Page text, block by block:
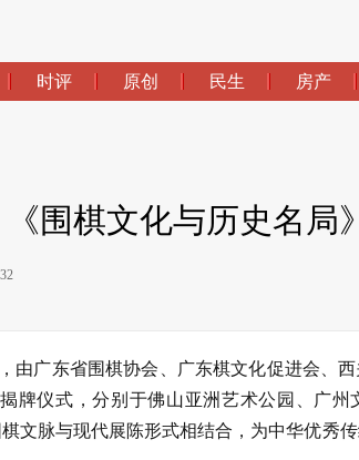
时评 原创 民生 房产
围棋文化与历史名局
由广东省围棋协会、广东棋文化促进会、西
牌仪式，分别于佛山亚洲艺术公园、广州
文脉与现代展陈形式相结合，为中华优秀